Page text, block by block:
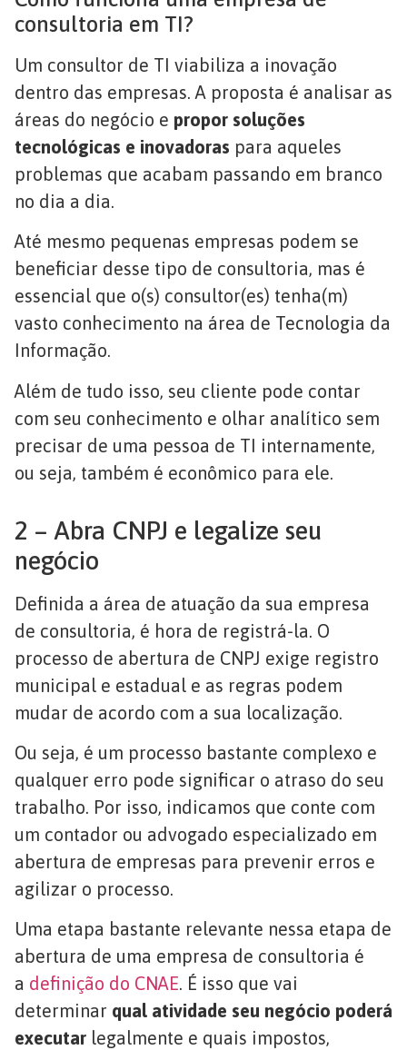
consultoria em TI?
Um consultor de TI viabiliza a inovação
dentro das empresas. A proposta é analisar as
áreas do negócio e propor soluções
tecnológicas e inovadoras para aqueles
problemas que acabam passando em branco
no dia a dia.
Até mesmo pequenas empresas podem se
beneficiar desse tipo de consultoria, mas é
essencial que o(s) consultor(es) tenha(m)
vasto conhecimento na área de Tecnologia da
Informação.
Além de tudo isso, seu cliente pode contar
com seu conhecimento e olhar analítico sem
precisar de uma pessoa de TI internamente,
ou seja, também é econômico para ele.
2 – Abra CNPJ e legalize seu
negócio
Definida a área de atuação da sua empresa
de consultoria, é hora de registrá-la. O
processo de abertura de CNPJ exige registro
municipal e estadual e as regras podem
mudar de acordo com a sua localização.
Ou seja, é um processo bastante complexo e
qualquer erro pode significar o atraso do seu
trabalho. Por isso, indicamos que conte com
um contador ou advogado especializado em
abertura de empresas para prevenir erros e
agilizar o processo.
Uma etapa bastante relevante nessa etapa de
abertura de uma empresa de consultoria é
a definição do CNAE. É isso que vai
determinar qual atividade seu negócio poderá
executar legalmente e quais impostos,